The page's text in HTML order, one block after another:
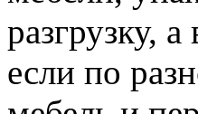
разгрузку,
если по